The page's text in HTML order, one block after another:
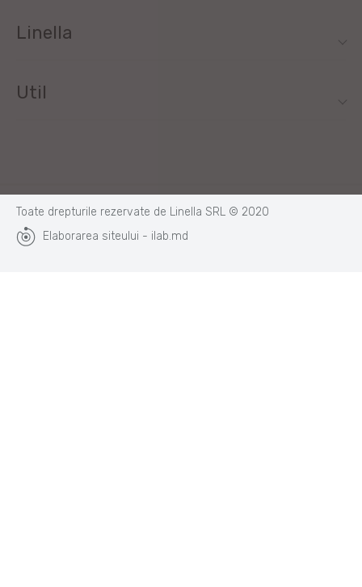
Linella
Util
Toate drepturile rezervate de Linella SRL © 2020
Elaborarea siteului - ilab.md